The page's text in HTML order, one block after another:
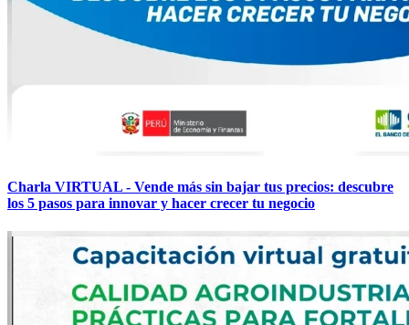
Charla VIRTUAL - Vende más sin bajar tus precios: descubre
los 5 pasos para innovar y hacer crecer tu negocio